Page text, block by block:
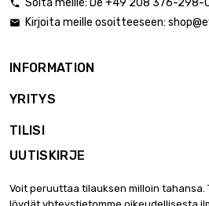
pituus : 0.05 Meter
halkaisija : 22mm
154,03
 Soita meille: De +49 208 376-298-
 Kirjoita meille osoitteeseen:
INFORMATION
YRITYS
TILISI
UUTISKIRJE
Voit peruuttaa tilauksen milloin